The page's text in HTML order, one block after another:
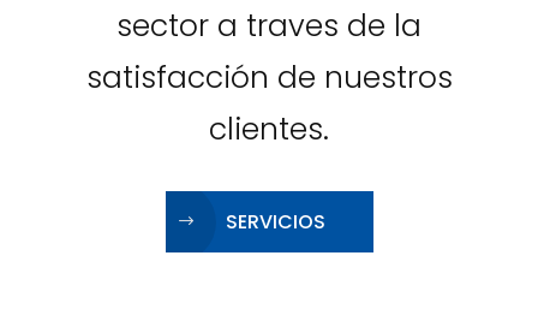
sector a traves de la
satisfacción de nuestros
clientes.
SERVICIOS